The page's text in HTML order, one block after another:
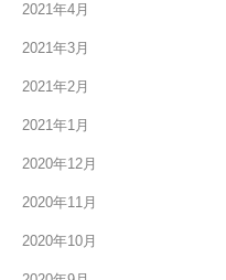
2021年4月
2021年3月
2021年2月
2021年1月
2020年12月
2020年11月
2020年10月